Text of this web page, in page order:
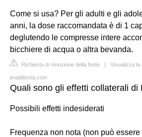
Come si usa? Per gli adulti e gli
anni, la dose raccomandata è di 1
deglutendo le compresse intere
bicchiere di acqua o altra bevanda.
Richiesta di rimozione della fonte | Visualizza la
imalditesta.com
Quali sono gli effetti collaterali di
Possibili effetti indesiderati
Frequenza non nota (non può